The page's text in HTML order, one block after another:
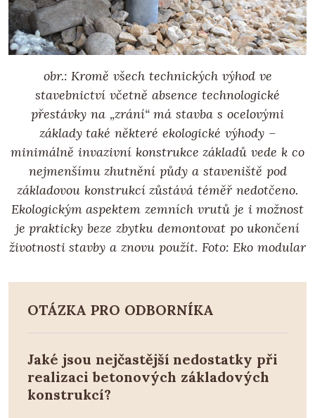
obr.: Kromě všech technických výhod ve
stavebnictví včetně absence technologické
přestávky na „zrání“ má stavba s ocelovými
základy také některé ekologické výhody –
minimálně invazivní konstrukce základů vede k co
nejmenšímu zhutnění půdy a staveniště pod
základovou konstrukcí zůstává téměř nedotčeno.
Ekologickým aspektem zemních vrutů je i možnost
je prakticky beze zbytku demontovat po ukončení
životnosti stavby a znovu použít. Foto: Eko modular
OTÁZKA PRO ODBORNÍKA
Jaké jsou nejčastější nedostatky při
realizaci betonových základových
konstrukcí?